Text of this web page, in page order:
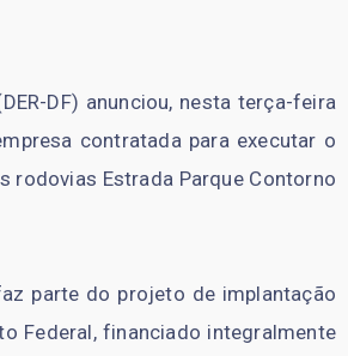
DF) anunciou, nesta terça-feira
contratada para executar o
Estrada Parque Contorno
parte do projeto de implantação
Federal, financiado integralmente